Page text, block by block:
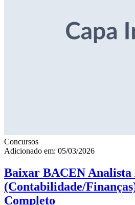
Concursos
Adicionado em: 05/03/2026
Baixar BACEN Analista
(Contabilidade/
Completo